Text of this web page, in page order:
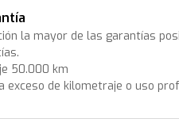
la mayor de las garantías
50.000 km
exceso de kilometraje o uso